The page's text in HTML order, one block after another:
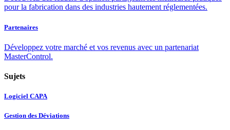
pour la fabrication dans des industries hautement réglementées.
Partenaires
Développez votre marché et vos revenus avec un partenariat
MasterControl.
Sujets
Logiciel CAPA
Gestion des Déviations